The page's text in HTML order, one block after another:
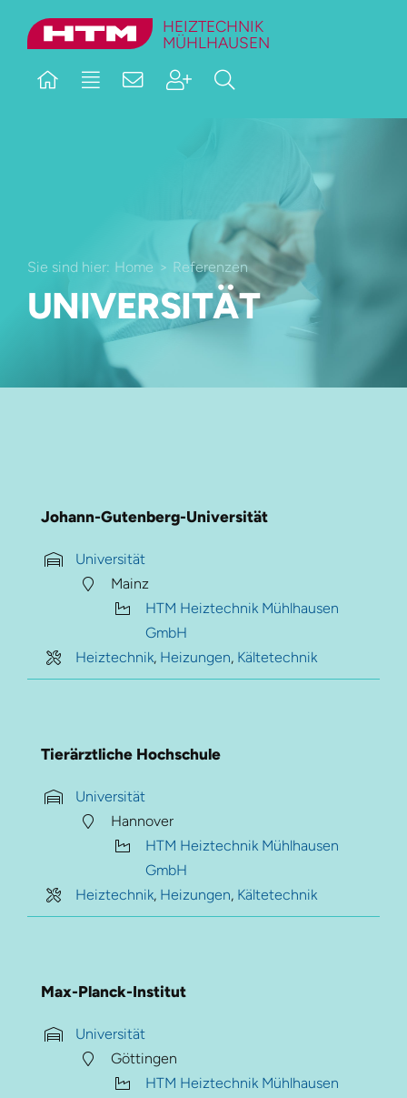
content
HEIZTECHNIK
MÜHLHAUSEN
Sie sind hier: Home Referenzen
UNIVERSITÄT
Johann-Gutenberg-Universität
Universität
Mainz
HTM Heiztechnik Mühlhausen
GmbH
Heiztechnik, Heizungen, Kältetechnik
Tierärztliche Hochschule
Universität
Hannover
HTM Heiztechnik Mühlhausen
GmbH
Heiztechnik, Heizungen, Kältetechnik
Max-Planck-Institut
Universität
Göttingen
HTM Heiztechnik Mühlhausen